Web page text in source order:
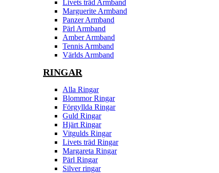
Livets träd Armband
Marguerite Armband
Panzer Armband
Pärl Armband
Amber Armband
Tennis Armband
Världs Armband
RINGAR
Alla Ringar
Blommor Ringar
Förgyllda Ringar
Guld Ringar
Hjärt Ringar
Vitgulds Ringar
Livets träd Ringar
Margareta Ringar
Pärl Ringar
Silver ringar